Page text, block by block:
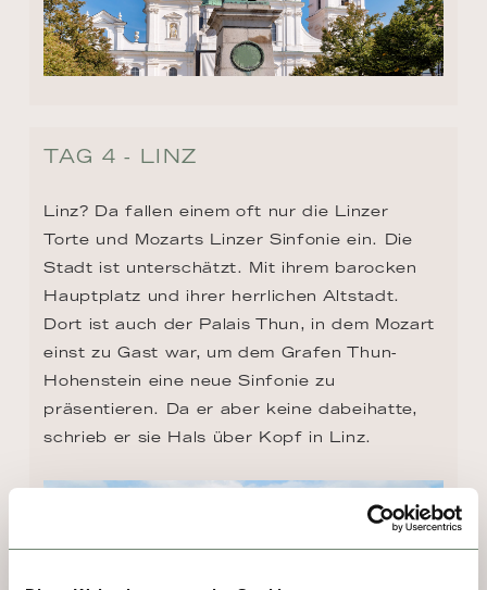
TAG 4 - LINZ
Linz? Da fallen einem oft nur die Linzer
Torte und Mozarts Linzer Sinfonie ein. Die
Stadt ist unterschätzt. Mit ihrem barocken
Hauptplatz und ihrer herrlichen Altstadt.
Dort ist auch der Palais Thun, in dem Mozart
einst zu Gast war, um dem Grafen Thun-
Hohenstein eine neue Sinfonie zu
präsentieren. Da er aber keine dabeihatte,
schrieb er sie Hals über Kopf in Linz.